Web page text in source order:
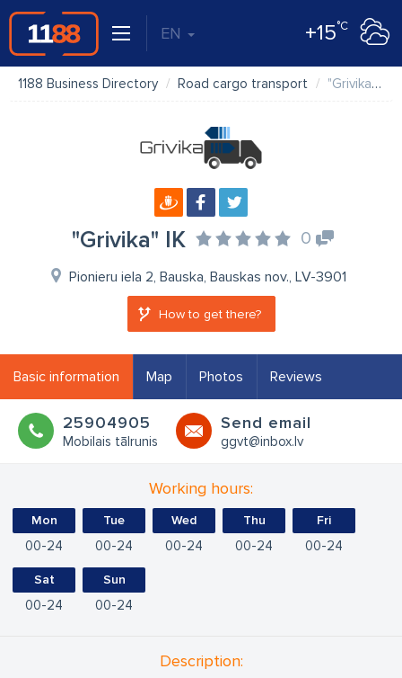
EN +15°C
1188 Business Directory Road cargo transport "Grivika" IK
"Grivika" IK 0
Pionieru iela 2, Bauska, Bauskas nov., LV-3901
How to get there?
Basic information Map Photos Reviews
25904905
Mobilais tālrunis
Send email
ggvt@inbox.lv
Working hours:
Mon
00 24
Tue
00 24
Wed
00 24
Thu
00 24
Fri
00 24
Sat
00 24
Sun
00 24
Description: